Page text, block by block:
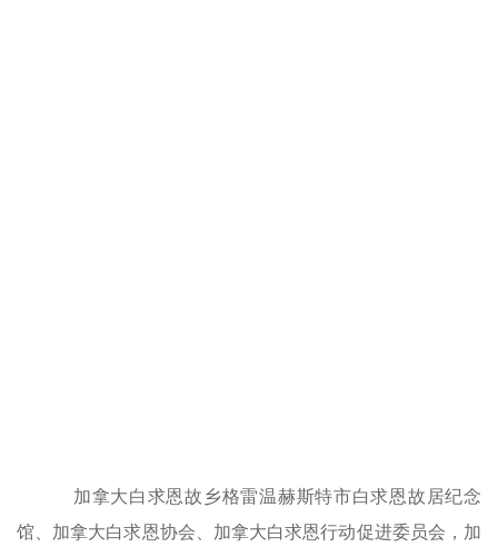
加拿大白求恩故乡格雷温赫斯特市白求恩故居纪念
馆、加拿大白求恩协会、加拿大白求恩行动促进委员会，加